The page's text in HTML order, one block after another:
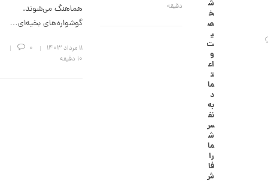
هماهنگ می‌شوند.
گوشواره‌های بخیه‌ای…
۱۱ مرداد ۱۴۰۳
0
10 دقیقه
دقیقه
ش
خ
ص
ی
ت
و
اع
ت
ما
د
به
نف
س
ش
ما
را
فا
ش
ز
ک
ا
ک
ش
ن
م
ی
ن
ی
م
ا
ل
ط
ر
ح
ه